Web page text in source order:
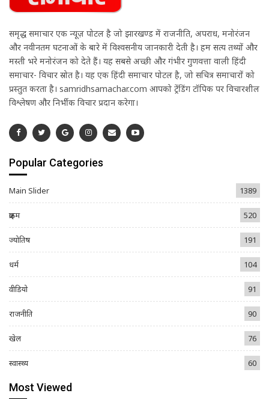
समृद्ध समाचार एक न्यूज़ पोर्टल है जो झारखण्ड में राजनीति, अपराध, मनोरंजन
और नवीनतम घटनाओं के बारे में विश्वसनीय जानकारी देती है। हम सत्य तथ्यों और
मस्ती भरे मनोरंजन को देते हैं। यह सबसे अच्छी और गंभीर गुणवत्ता वाली हिंदी
समाचार- विचार स्रोत है। यह एक हिंदी समाचार पोर्टल है, जो सचित्र समाचारों को
प्रस्तुत करता है। samridhsamachar.com आपको ट्रेंडिंग टॉपिक पर विचारशील
विश्लेषण और निर्भीक विचार प्रदान करेगा।
Popular Categories
Main Slider 1389
क्राइम 520
ज्योतिष 191
धर्म 104
वीडियो 91
राजनीति 90
खेल 76
स्वास्थ्य 60
Most Viewed